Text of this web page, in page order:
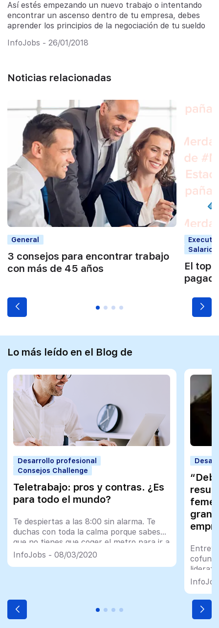
Así estés empezando un nuevo trabajo o intentando
encontrar un ascenso dentro de tu empresa, debes
aprender los principios de la negociación de tu sueldo
InfoJobs - 26/01/2018
Noticias relacionadas
General
3 consejos para encontrar trabajo
con más de 45 años
Salarios
El top
Lo más leído en el Blog de
Desarrollo profesional
Consejos Challenge
Teletrabajo: pros y contras. ¿Es
para todo el mundo?
Te despiertas a las 8:00 sin alarma. Te
duchas con toda la calma porque sabes
que no tienes que coger el metro para ir a
la oficina
InfoJobs - 08/03/2020